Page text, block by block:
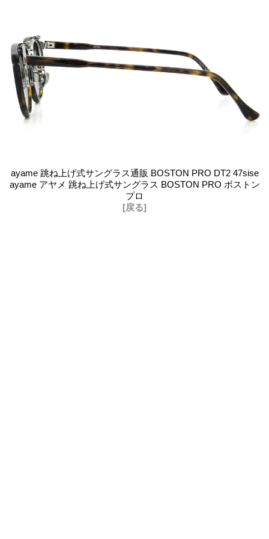
ayame 跳ね上げ式サングラス通販 BOSTON PRO DT2 47sise
ayame アヤメ 跳ね上げ式サングラス BOSTON PRO ボストン
プロ
[戻る]